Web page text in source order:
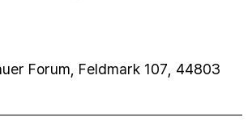
Forum, Feldmark 107, 44803